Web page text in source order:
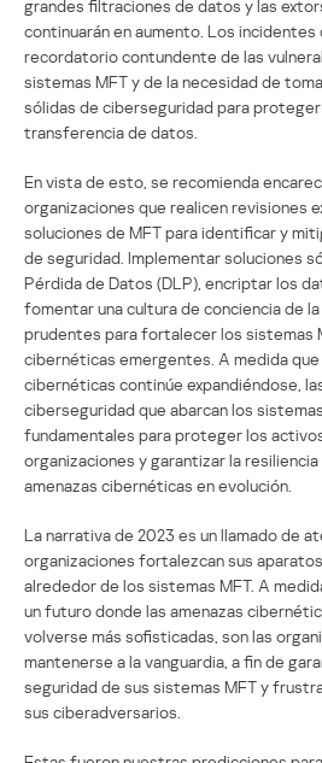
grandes filtraciones de datos y las
continuarán en aumento. Los incidentes
recordatorio contundente de las
sistemas MFT y de la necesidad de
sólidas de ciberseguridad para
transferencia de datos.
En vista de esto, se recomienda
organizaciones que realicen revisiones
soluciones de MFT para identificar y
de seguridad. Implementar soluciones
Pérdida de Datos (DLP), encriptar los
fomentar una cultura de conciencia de
prudentes para fortalecer los sistemas
cibernéticas emergentes. A medida
cibernéticas continúe expandiéndose,
ciberseguridad que abarcan los
fundamentales para proteger los
organizaciones y garantizar la
amenazas cibernéticas en evolución.
La narrativa de 2023 es un llamado de
organizaciones fortalezcan sus
alrededor de los sistemas MFT. A
un futuro donde las amenazas
volverse más sofisticadas, son las
mantenerse a la vanguardia, a fin de
seguridad de sus sistemas MFT y
sus ciberadversarios.